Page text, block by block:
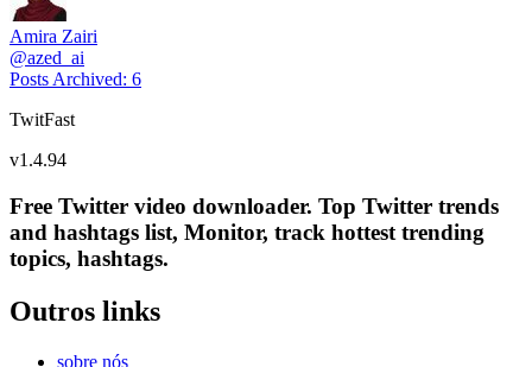
Amira Zairi
@azed_ai
Posts Archived: 6
TwitFast
v1.4.94
Free Twitter video downloader. Top Twitter trends
and hashtags list, Monitor, track hottest trending
topics, hashtags.
Outros links
sobre nós